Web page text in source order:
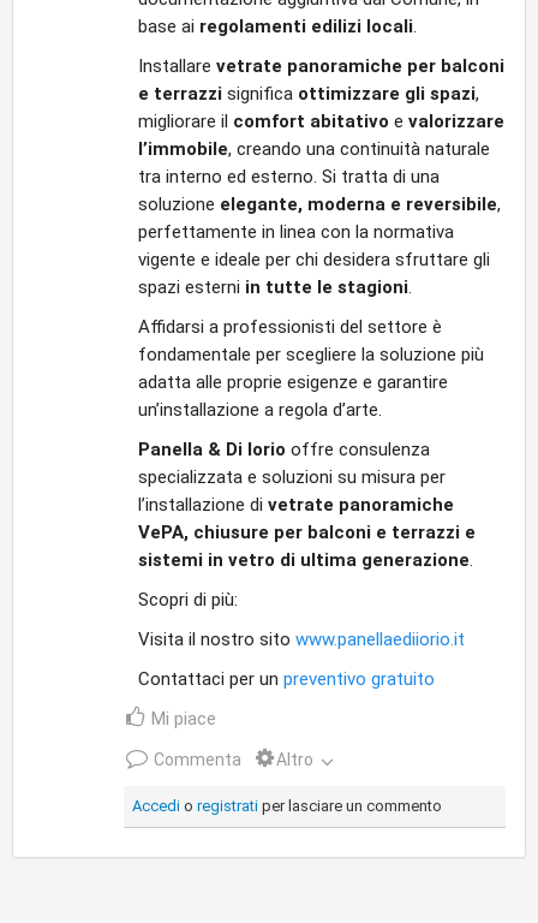
base ai regolamenti edilizi locali.
Installare vetrate panoramiche per balconi
e terrazzi significa ottimizzare gli spazi,
migliorare il comfort abitativo e valorizzare
l’immobile, creando una continuità naturale
tra interno ed esterno. Si tratta di una
soluzione elegante, moderna e reversibile,
perfettamente in linea con la normativa
vigente e ideale per chi desidera sfruttare gli
spazi esterni in tutte le stagioni.
Affidarsi a professionisti del settore è
fondamentale per scegliere la soluzione più
adatta alle proprie esigenze e garantire
un’installazione a regola d’arte.
Panella & Di Iorio offre consulenza
specializzata e soluzioni su misura per
l’installazione di vetrate panoramiche
VePA, chiusure per balconi e terrazzi e
sistemi in vetro di ultima generazione.
Scopri di più:
Visita il nostro sito www.panellaediiorio.it
Contattaci per un preventivo gratuito
Mi piace
Commenta Altro
Accedi o registrati per lasciare un commento